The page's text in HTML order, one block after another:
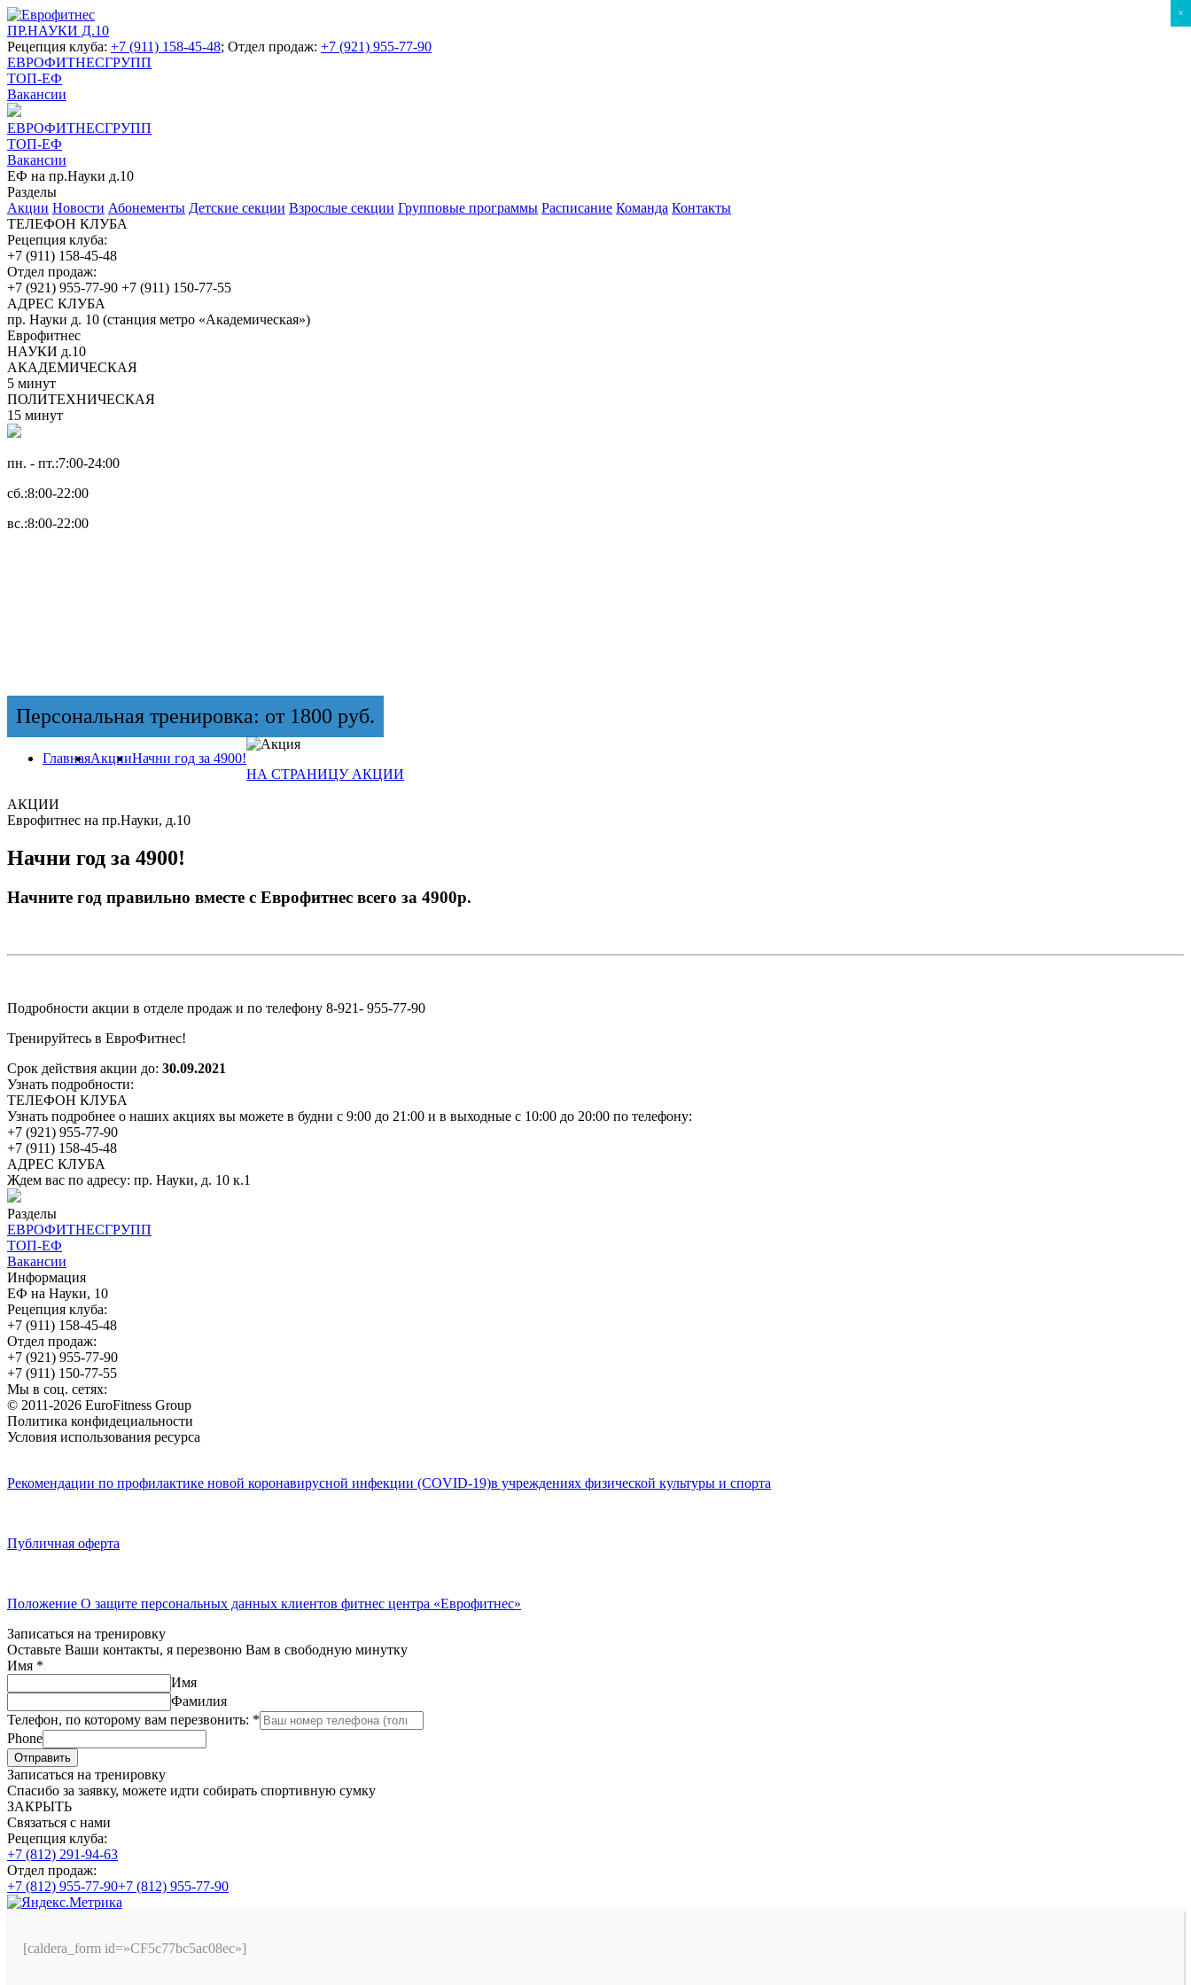
ПР.НАУКИ Д.10
Рецепция клуба: +7 (911) 158-45-48; Отдел продаж: +7 (921) 955-77-90
ЕВРОФИТНЕСГРУПП
ТОП-ЕФ
Вакансии
ЕВРОФИТНЕСГРУПП
ТОП-ЕФ
Вакансии
ЕФ на пр.Науки д.10
Разделы
Акции Новости Абонементы Детские секции Взрослые секции Групповые программы Расписание Команда Контакты
ТЕЛЕФОН КЛУБА
Рецепция клуба:
+7 (911) 158-45-48
Отдел продаж:
+7 (921) 955-77-90 +7 (911) 150-77-55
АДРЕС КЛУБА
пр. Науки д. 10 (станция метро «Академическая»)
Еврофитнес
НАУКИ д.10
АКАДЕМИЧЕСКАЯ
5 минут
ПОЛИТЕХНИЧЕСКАЯ
15 минут
пн. - пт.:7:00-24:00
сб.:8:00-22:00
вс.:8:00-22:00
Персональная тренировка: от 1800 руб.
ГлавнаяАкцииНачни год за 4900!
НА СТРАНИЦУ АКЦИИ
АКЦИИ
Еврофитнес на пр.Науки, д.10
Начни год за 4900!
Начните год правильно вместе с Еврофитнес всего за 4900р.
Подробности акции в отделе продаж и по телефону 8-921- 955-77-90
Тренируйтесь в ЕвроФитнес!
Срок действия акции до: 30.09.2021
Узнать подробности:
ТЕЛЕФОН КЛУБА
Узнать подробнее о наших акциях вы можете в будни с 9:00 до 21:00 и в выходные с 10:00 до 20:00 по телефону:
+7 (921) 955-77-90
+7 (911) 158-45-48
АДРЕС КЛУБА
Ждем вас по адресу: пр. Науки, д. 10 к.1
Разделы
ЕВРОФИТНЕСГРУПП
ТОП-ЕФ
Вакансии
Информация
ЕФ на Науки, 10
Рецепция клуба:
+7 (911) 158-45-48
Отдел продаж:
+7 (921) 955-77-90
+7 (911) 150-77-55
Мы в соц. сетях:
© 2011-2026 EuroFitness Group
Политика конфидециальности
Условия использования ресурса
Рекомендации по профилактике новой коронавирусной инфекции (COVID-19)в учреждениях физической культуры и спорта
Публичная оферта
Положение О защите персональных данных клиентов фитнес центра «Еврофитнес»
Записаться на тренировку
Оставьте Ваши контакты, я перезвоню Вам в свободную минутку
Имя *
Имя
Фамилия
Телефон, по которому вам перезвонить: *
Phone
Отправить
Записаться на тренировку
Спасибо за заявку, можете идти собирать спортивную сумку
ЗАКРЫТЬ
Связаться с нами
Рецепция клуба:
+7 (812) 291-94-63
Отдел продаж:
+7 (812) 955-77-90+7 (812) 955-77-90
[caldera_form id=»CF5c77bc5ac08ec»]
×